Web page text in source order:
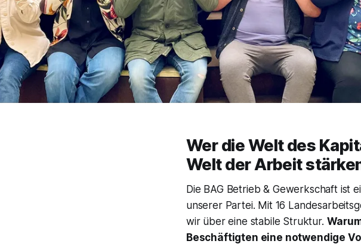
Wer die Welt des
Welt der Arbeit
Die BAG Betrieb & Gewerkschaft ist
unserer Partei. Mit 16
wir über eine stabile Struktur.
Beschäftigten eine notwendige